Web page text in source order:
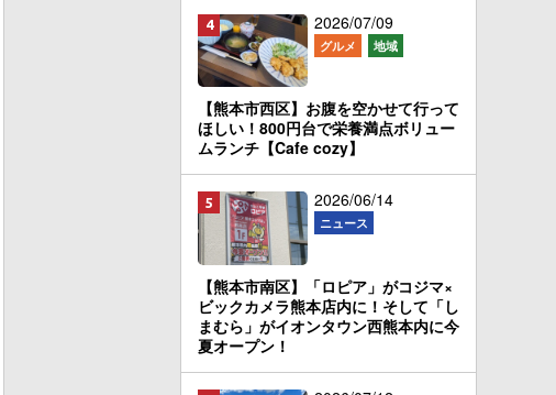
2026/07/09
グルメ 地域
【熊本市西区】お腹を空かせて行って
ほしい！800円台で栄養満点ボリュー
ムランチ【Cafe cozy】
2026/06/14
ニュース
【熊本市南区】「ロピア」がコジマ×
ビックカメラ熊本店内に！そして「し
まむら」がイオンタウン西熊本内に今
夏オープン！